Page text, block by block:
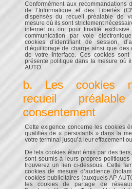
Conformément aux recommandations
de l’Informatique et des Libertés
dispensés du recueil préalable de
mesure où ils sont strictement
internet ou ont pour finalité
communication par voie
cookies d’identifiant de session,
d’équilibrage de charge ainsi que des
de votre interface. Ces cookies
présente politique dans la mesure où
AUTO.
b. Les cookies
recueil
consentement
Cette exigence concerne les cookies
qualifiés de « persistants » dans la
votre terminal jusqu’à leur effacement
De tels cookies étant émis par des
sont soumis à leurs propres
trouverez un lien ci-dessous. Cette
cookies de mesure d’audience
cookies publicitaires (auxquels AP
les cookies de partage de